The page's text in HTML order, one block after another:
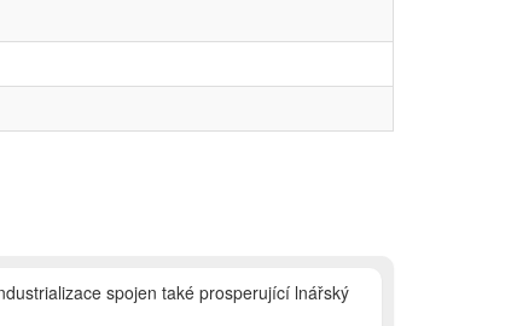
spojen také prosperující lnářský